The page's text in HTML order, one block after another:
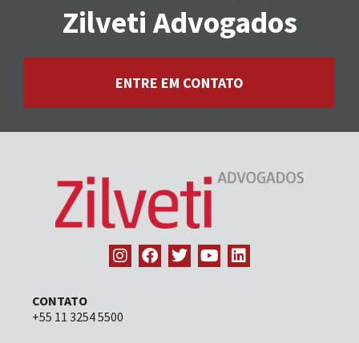
Zilveti Advogados
ENTRE EM CONTATO
CONTATO
+55 11 3254 5500